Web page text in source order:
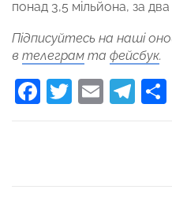
понад 3,5 мільйона, за два
Підписуйтесь на наші
в телеграм та фейсбук.
Facebook
Twitter
Email